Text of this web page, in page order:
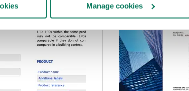
Manage cookies